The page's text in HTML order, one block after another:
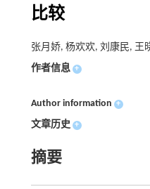
比较
张月娇, 杨欢欢, 刘康民, 王
作者信息 +
Author information +
文章历史 +
摘要